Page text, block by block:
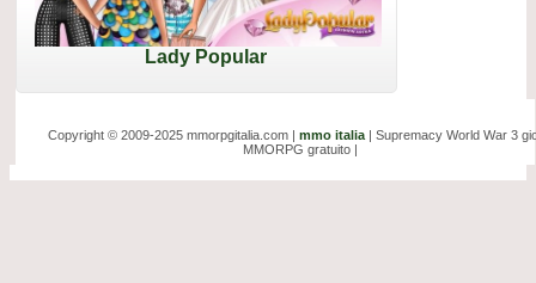
Lady Popular
Copyright © 2009-2025 mmorpgitalia.com | mmo italia | Supremacy World War 3
MMORPG gratuito |